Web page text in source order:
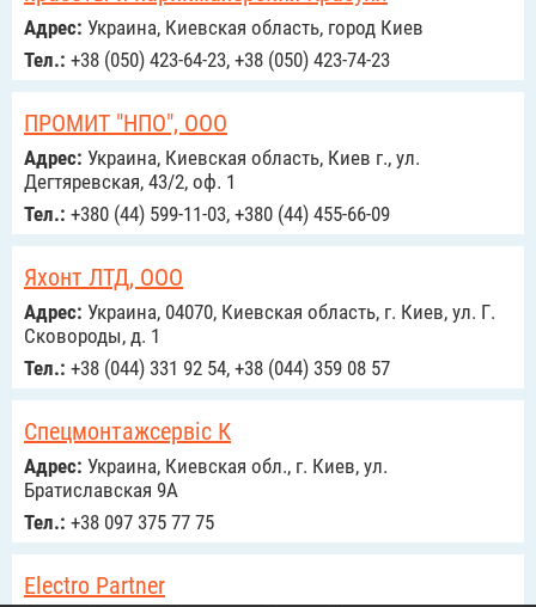
Адрес: Украина, Киевская область, город Киев
Тел.: +38 (050) 423-64-23, +38 (050) 423-74-23
ПРОМИТ "НПО", ООО
Адрес: Украина, Киевская область, Киев г., ул.
Дегтяревская, 43/2, оф. 1
Тел.: +380 (44) 599-11-03, +380 (44) 455-66-09
Яхонт ЛТД, ООО
Адрес: Украина, 04070, Киевская область, г. Киев, ул. Г.
Сковороды, д. 1
Тел.: +38 (044) 331 92 54, +38 (044) 359 08 57
Спецмонтажсервіс К
Адрес: Украина, Киевская обл., г. Киев, ул.
Братиславская 9А
Тел.: +38 097 375 77 75
Electro Partner